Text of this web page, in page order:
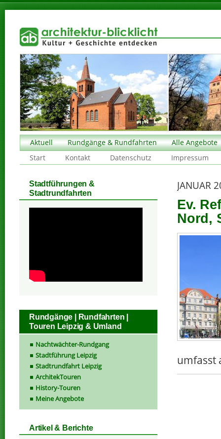
Aktuell Rundgänge & Rundfahrten
Alle Angebote
Start
Kontakt Datenschutz Impressum
JANUAR
Ev.
Nord,
umfasst
Stadtführungen &
Stadtrundfahrten
Rundgänge | Rundfahrten |
Touren Leipzig & Umland
Nachtwächter-Rundgang
Stadtführung Leipzig
Stadtrundfahrt Leipzig
ArchitekTouren
History-Touren
Meine Angebote
Artikel & Berichte